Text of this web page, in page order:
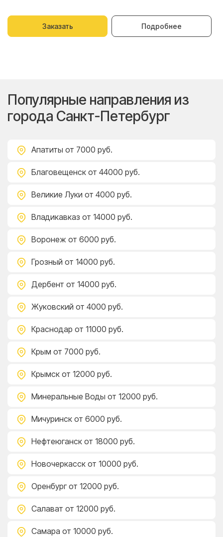
Заказать Подробнее
Популярные направления из
города Санкт-Петербург
Апатиты от 7000 руб.
Благовещенск от 44000 руб.
Великие Луки от 4000 руб.
Владикавказ от 14000 руб.
Воронеж от 6000 руб.
Грозный от 14000 руб.
Дербент от 14000 руб.
Жуковский от 4000 руб.
Краснодар от 11000 руб.
Крым от 7000 руб.
Крымск от 12000 руб.
Минеральные Воды от 12000 руб.
Мичуринск от 6000 руб.
Нефтеюганск от 18000 руб.
Новочеркасск от 10000 руб.
Оренбург от 12000 руб.
Салават от 12000 руб.
Самара от 10000 руб.